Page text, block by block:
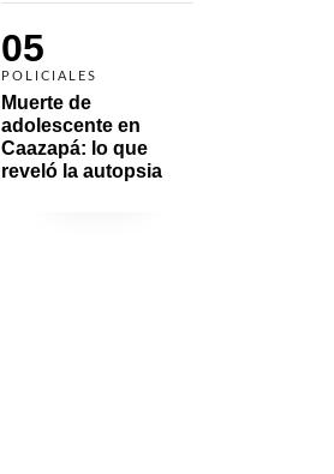
05
POLICIALES
Muerte de
adolescente en
Caazapá: lo que
reveló la autopsia